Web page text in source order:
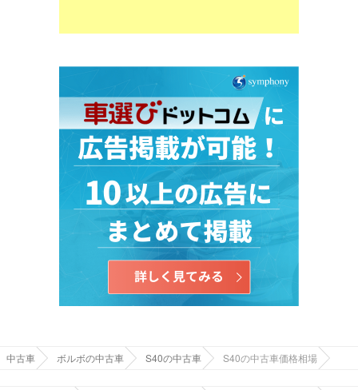
中古車 ボルボの中古車 S40の中古車 S40の中古車価格相場